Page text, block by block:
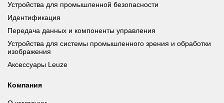
Устройства для промышленной безопасности
Идентификация
Передача данных и компоненты управления
Устройства для системы промышленного зрения и обработки
изображения
Аксессуары Leuze
Компания